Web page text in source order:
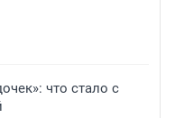
что стало с